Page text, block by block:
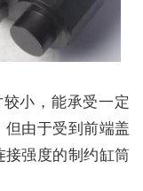
小，能承受一定
由于受到前端盖
强度的制约缸筒